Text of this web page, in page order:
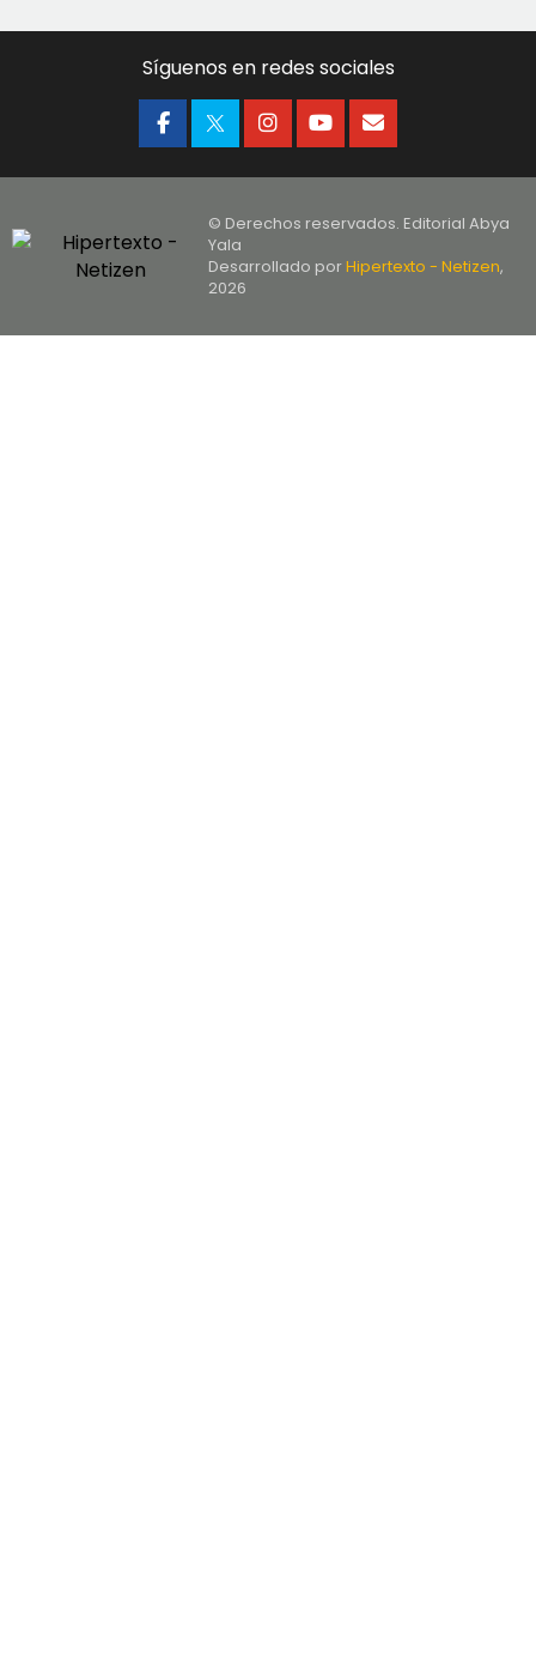
Síguenos en redes sociales
© Derechos reservados. Editorial Abya
Yala
Desarrollado porHipertexto - Netizen,
2026